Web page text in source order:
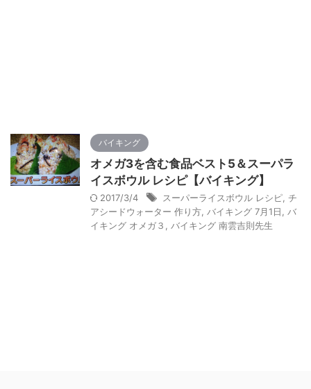
バイキング
オメガ3を含む食品ベスト5＆スーパラ
イスボウル レシピ【バイキング】
2017/3/4 スーパーライスボウル レシピ チ
アシードウォーター 作り方 バイキング 7月1日
バ
イキング オメガ３
バイキング 南雲吉則先生